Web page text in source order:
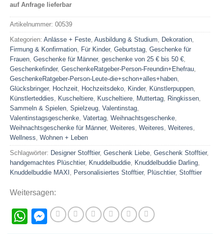
auf Anfrage lieferbar
Artikelnummer: 00539
Kategorien: Anlässe + Feste Ausbildung & Studium Dekoration
Firmung & Konfirmation Für Kinder, Geburtstag Geschenke für
Frauen Geschenke für Männer, geschenke von 25 € bis 50 €
Geschenkefinder, GeschenkeRatgeber-Person-Freundin+Ehefrau
GeschenkeRatgeber-Person-Leute-die+schon+alles+haben
Glücksbringer, Hochzeit Hochzeitsdeko Kinder, Künstlerpuppen
Künstlerteddies
Kuscheltiere Kuscheltiere Muttertag Ringkissen
Sammeln & Spielen Spielzeug Valentinstag
Valentinstagsgeschenke Vatertag Weihnachtsgeschenke
Weihnachtsgeschenke für Männer, Weiteres Weiteres Weiteres
Wellness Wohnen + Leben
Schlagwörter: Designer Stofftier, Geschenk Liebe Geschenk Stofftier,
handgemachtes Plüschtier, Knuddelbuddie Knuddelbuddie Darling
Knuddelbuddie MAXI
Personalisiertes Stofftier, Plüschtier, Stofftier
Weitersagen:
WhatsApp
Messenger